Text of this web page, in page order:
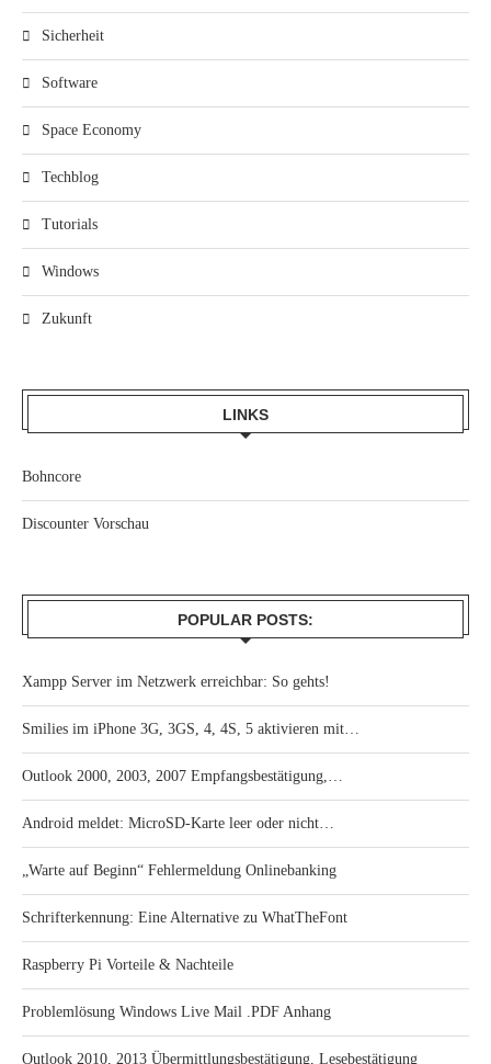
Sicherheit
Software
Space Economy
Techblog
Tutorials
Windows
Zukunft
LINKS
Bohncore
Discounter Vorschau
POPULAR POSTS:
Xampp Server im Netzwerk erreichbar: So gehts!
Smilies im iPhone 3G, 3GS, 4, 4S, 5 aktivieren mit…
Outlook 2000, 2003, 2007 Empfangsbestätigung,…
Android meldet: MicroSD-Karte leer oder nicht…
„Warte auf Beginn“ Fehlermeldung Onlinebanking
Schrifterkennung: Eine Alternative zu WhatTheFont
Raspberry Pi Vorteile & Nachteile
Problemlösung Windows Live Mail .PDF Anhang
Outlook 2010, 2013 Übermittlungsbestätigung, Lesebestätigung